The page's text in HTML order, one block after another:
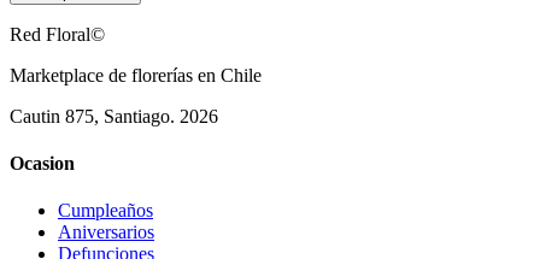
Red Floral©
Marketplace de florerías en Chile
Cautin 875, Santiago. 2026
Ocasion
Cumpleaños
Aniversarios
Defunciones